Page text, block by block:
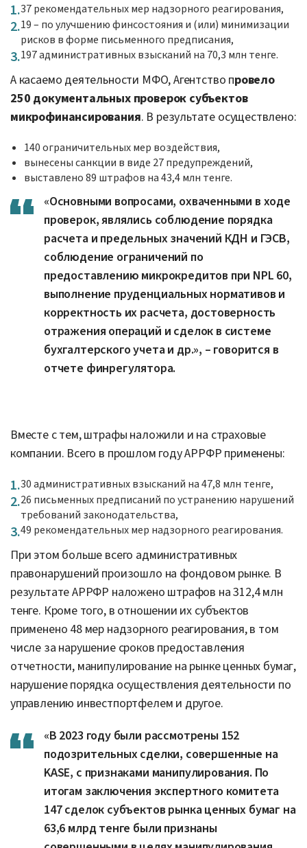
37 рекомендательных мер надзорного реагирования,
19 – по улучшению финсостояния и (или) минимизации
рисков в форме письменного предписания,
197 административных взысканий на 70,3 млн тенге.
А касаемо деятельности МФО, Агентство провело
250 документальных проверок субъектов
микрофинансирования. В результате осуществлено:
140 ограничительных мер воздействия,
вынесены санкции в виде 27 предупреждений,
выставлено 89 штрафов на 43,4 млн тенге.
«Основными вопросами, охваченными в ходе
проверок, являлись соблюдение порядка
расчета и предельных значений КДН и ГЭСВ,
соблюдение ограничений по
предоставлению микрокредитов при NPL 60,
выполнение пруденциальных нормативов и
корректность их расчета, достоверность
отражения операций и сделок в системе
бухгалтерского учета и др.», – говорится в
отчете финрегулятора.
Вместе с тем, штрафы наложили и на страховые
компании. Всего в прошлом году АРРФР применены:
30 административных взысканий на 47,8 млн тенге,
26 письменных предписаний по устранению нарушений
требований законодательства,
49 рекомендательных мер надзорного реагирования.
При этом больше всего административных
правонарушений произошло на фондовом рынке. В
результате АРРФР наложено штрафов на 312,4 млн
тенге. Кроме того, в отношении их субъектов
применено 48 мер надзорного реагирования, в том
числе за нарушение сроков предоставления
отчетности, манипулирование на рынке ценных бумаг,
нарушение порядка осуществления деятельности по
управлению инвестпортфелем и другое.
«В 2023 году были рассмотрены 152
подозрительных сделки, совершенные на
KASE, с признаками манипулирования. По
итогам заключения экспертного комитета
147 сделок субъектов рынка ценных бумаг на
63,6 млрд тенге были признаны